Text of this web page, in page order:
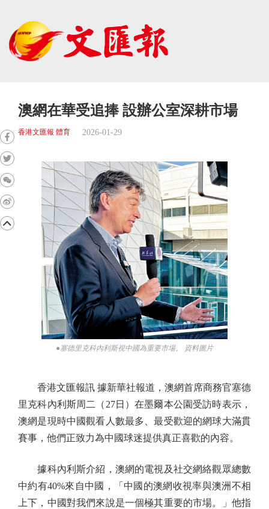
澳網在華受追捧 設辦公室深耕市場
香港文匯報 體育 2026-01-29
●塞德里克科內利斯視中國為重要市場。 資料圖片
香港文匯報訊 據新華社報道，澳網首席商務官塞德
里克科內利斯周二（27日）在墨爾本公園受訪時表示，
澳網是現時中國觀看人數最多、最受歡迎的網球大滿貫
賽事，他們正致力為中國球迷提供真正喜歡的內容。
據科內利斯介紹，澳網的電視及社交網絡觀眾總數
中約有40%來自中國，「中國的澳網收視率與澳洲不相
上下，中國對我們來說是一個極其重要的市場。」他指